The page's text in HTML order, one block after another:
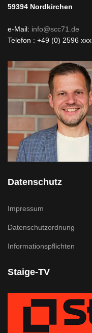
59394 Nordkirchen
e-Mail: info@scc71.de
Telefon : +49 (0) 2596 xxx
Datenschutz
Impressum
Datenschutzordnung
Informationspflichten
Staige-TV